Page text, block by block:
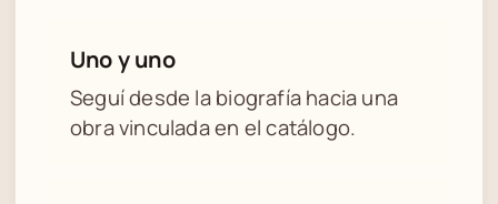
Uno y uno
Seguí desde la biografía hacia una
obra vinculada en el catálogo.